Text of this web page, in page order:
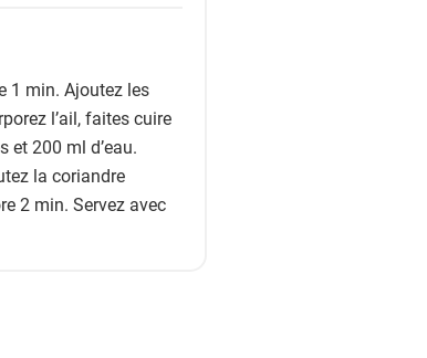
1 min. Ajoutez les
l’ail, faites cuire
et 200 ml d’eau.
la coriandre
2 min. Servez avec